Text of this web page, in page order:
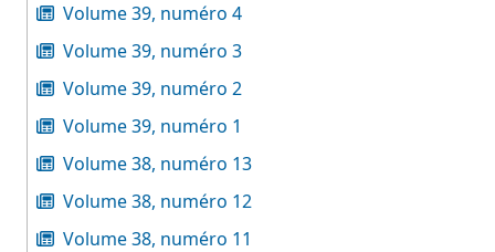
Volume 39, numéro 4
Volume 39, numéro 3
Volume 39, numéro 2
Volume 39, numéro 1
Volume 38, numéro 13
Volume 38, numéro 12
Volume 38, numéro 11